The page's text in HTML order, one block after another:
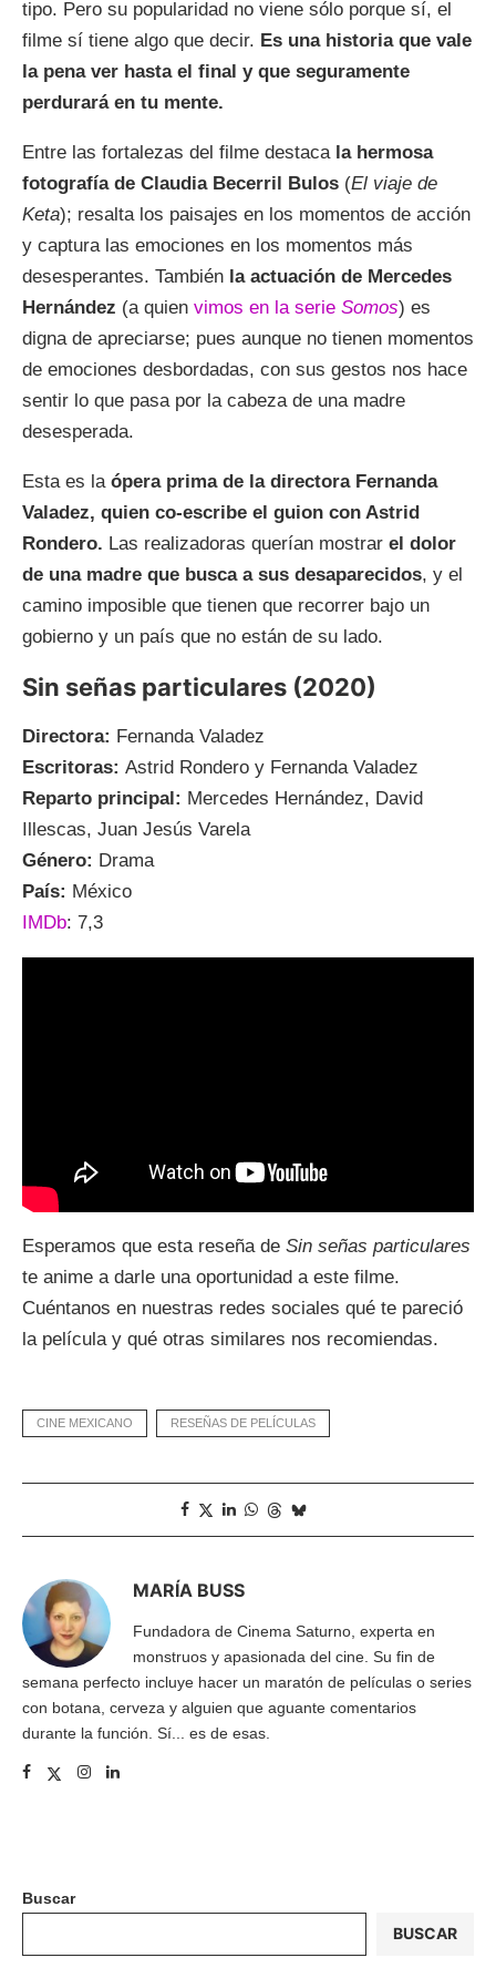
tipo. Pero su popularidad no viene sólo porque sí, el
filme sí tiene algo que decir. Es una historia que vale
la pena ver hasta el final y que seguramente
perdurará en tu mente.
Entre las fortalezas del filme destaca la hermosa
fotografía de Claudia Becerril Bulos (El viaje de
Keta); resalta los paisajes en los momentos de acción
y captura las emociones en los momentos más
desesperantes. También la actuación de Mercedes
Hernández (a quien vimos en la serie Somos) es
digna de apreciarse; pues aunque no tienen momentos
de emociones desbordadas, con sus gestos nos hace
sentir lo que pasa por la cabeza de una madre
desesperada.
Esta es la ópera prima de la directora Fernanda
Valadez, quien co-escribe el guion con Astrid
Rondero. Las realizadoras querían mostrar el dolor
de una madre que busca a sus desaparecidos, y el
camino imposible que tienen que recorrer bajo un
gobierno y un país que no están de su lado.
Sin señas particulares (2020)
Directora: Fernanda Valadez
Escritoras: Astrid Rondero y Fernanda Valadez
Reparto principal: Mercedes Hernández, David
Illescas, Juan Jesús Varela
Género: Drama
País: México
IMDb: 7,3
Esperamos que esta reseña de Sin señas particulares
te anime a darle una oportunidad a este filme.
Cuéntanos en nuestras redes sociales qué te pareció
la película y qué otras similares nos recomiendas.
CINE MEXICANO RESEÑAS DE PELÍCULAS
MARÍA BUSS
Fundadora de Cinema Saturno, experta en
monstruos y apasionada del cine. Su fin de
semana perfecto incluye hacer un maratón de películas o series
con botana, cerveza y alguien que aguante comentarios
durante la función. Sí... es de esas.
Buscar
BUSCAR